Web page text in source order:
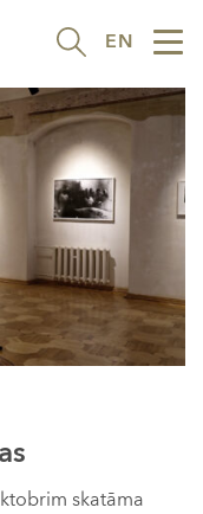
EN
skatāma